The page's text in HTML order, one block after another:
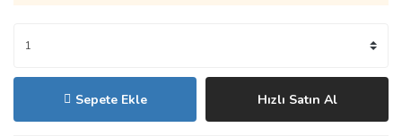
Sepete Ekle Hızlı Satın Al